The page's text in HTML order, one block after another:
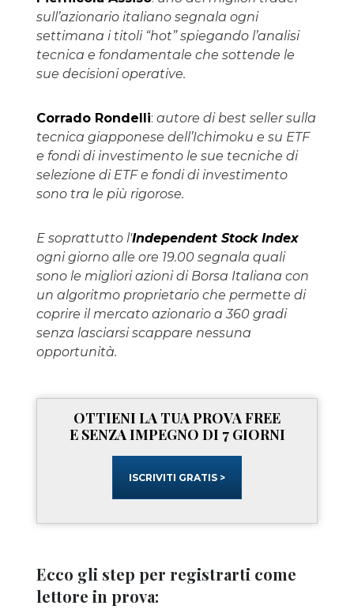
sull’azionario italiano segnala ogni
settimana i titoli “hot” spiegando l’analisi
tecnica e fondamentale che sottende le
sue decisioni operative.
Corrado Rondelli: autore di best seller sulla
tecnica giapponese dell’Ichimoku e su ETF
e fondi di investimento le sue tecniche di
selezione di ETF e fondi di investimento
sono tra le più rigorose.
E soprattutto l'Independent Stock Index
ogni giorno alle ore 19.00 segnala quali
sono le migliori azioni di Borsa Italiana con
un algoritmo proprietario che permette di
coprire il mercato azionario a 360 gradi
senza lasciarsi scappare nessuna
opportunità.
OTTIENI LA TUA PROVA FREE
E SENZA IMPEGNO DI 7 GIORNI
ISCRIVITI GRATIS >
Ecco gli step per registrarti come
lettore in prova: